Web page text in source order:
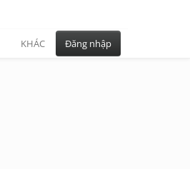
KHÁC Đăng nhập